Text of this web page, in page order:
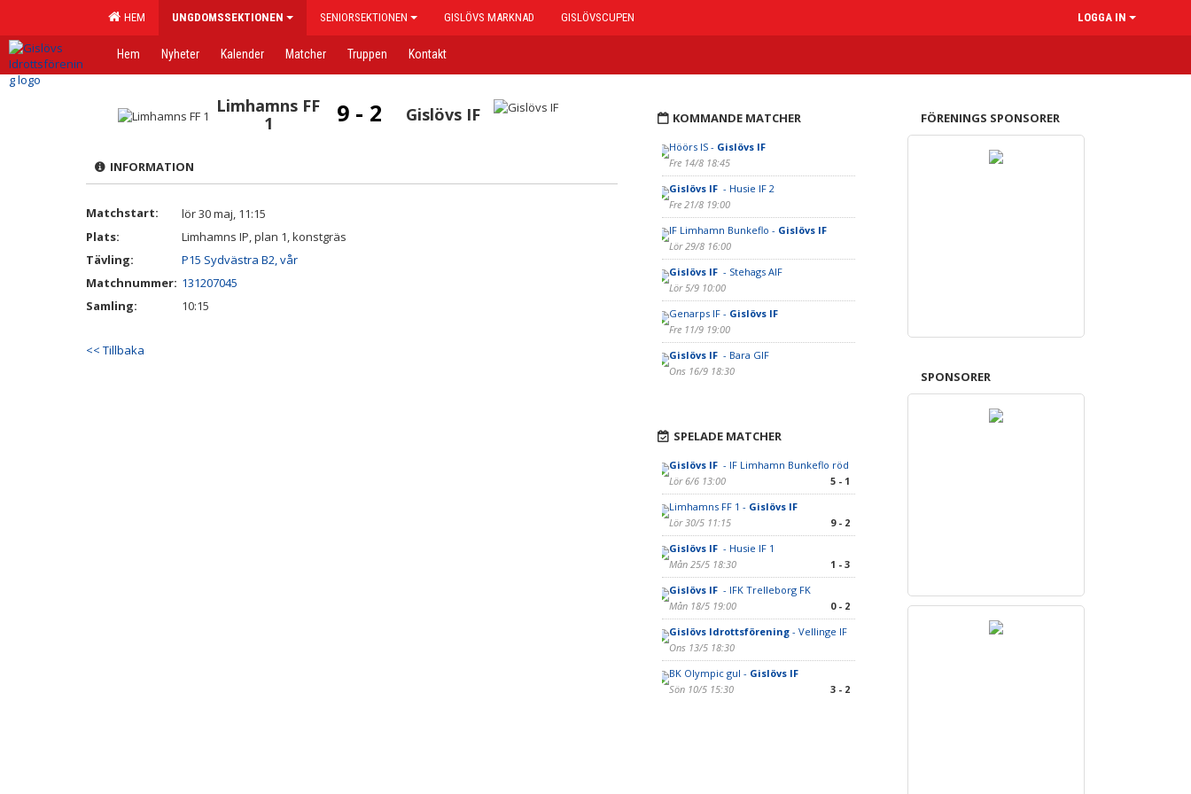
HEM UNGDOMSSEKTIONEN SENIORSEKTIONEN GISLÖVS MARKNAD GISLÖVSCUPEN LOGGA IN
Hem Nyheter Kalender Matcher Truppen Kontakt
Limhamns FF
1
9 - 2 Gislövs IF
INFORMATION
Matchstart:
lör 30 maj, 11:15
Plats:
Limhamns IP, plan 1, konstgräs
Tävling:
P15 Sydvästra B2, vår
Matchnummer: 131207045
Samling:
10:15
<< Tillbaka
KOMMANDE MATCHER
Höörs IS - Gislövs IF
Fre 14/8 18:45
Gislövs IF - Husie IF 2
Fre 21/8 19:00
IF Limhamn Bunkeflo - Gislövs IF
Lör 29/8 16:00
Gislövs IF - Stehags AIF
Lör 5/9 10:00
Genarps IF - Gislövs IF
Fre 11/9 19:00
Gislövs IF - Bara GIF
Ons 16/9 18:30
SPELADE MATCHER
Gislövs IF - IF Limhamn Bunkeflo röd
Lör 6/6 13:00
5 - 1
Limhamns FF 1 - Gislövs IF
Lör 30/5 11:15
9 - 2
Gislövs IF - Husie IF 1
Mån 25/5 18:30
1 - 3
Gislövs IF - IFK Trelleborg FK
Mån 18/5 19:00
0 - 2
Gislövs Idrottsförening- Vellinge IF
Ons 13/5 18:30
BK Olympic gul - Gislövs IF
Sön 10/5 15:30
3 - 2
FÖRENINGS SPONSORER
SPONSORER